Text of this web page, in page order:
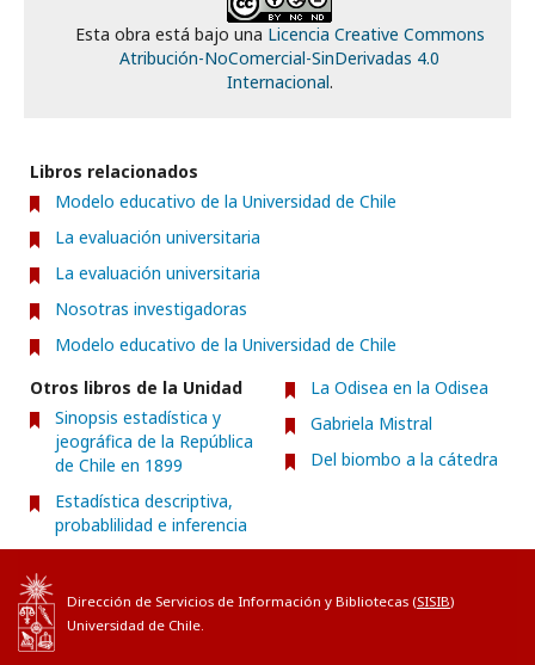
Esta obra está bajo una Licencia Creative Commons
Atribución-NoComercial-SinDerivadas 4.0
Internacional.
Libros relacionados
Modelo educativo de la Universidad de Chile
La evaluación universitaria
La evaluación universitaria
Nosotras investigadoras
Modelo educativo de la Universidad de Chile
Otros libros de la Unidad
Sinopsis estadística y
jeográfica de la República
de Chile en 1899
Estadística descriptiva,
probablilidad e inferencia
La Odisea en la Odisea
Gabriela Mistral
Del biombo a la cátedra
Dirección de Servicios de Información y Bibliotecas (SISIB)
Universidad de Chile.